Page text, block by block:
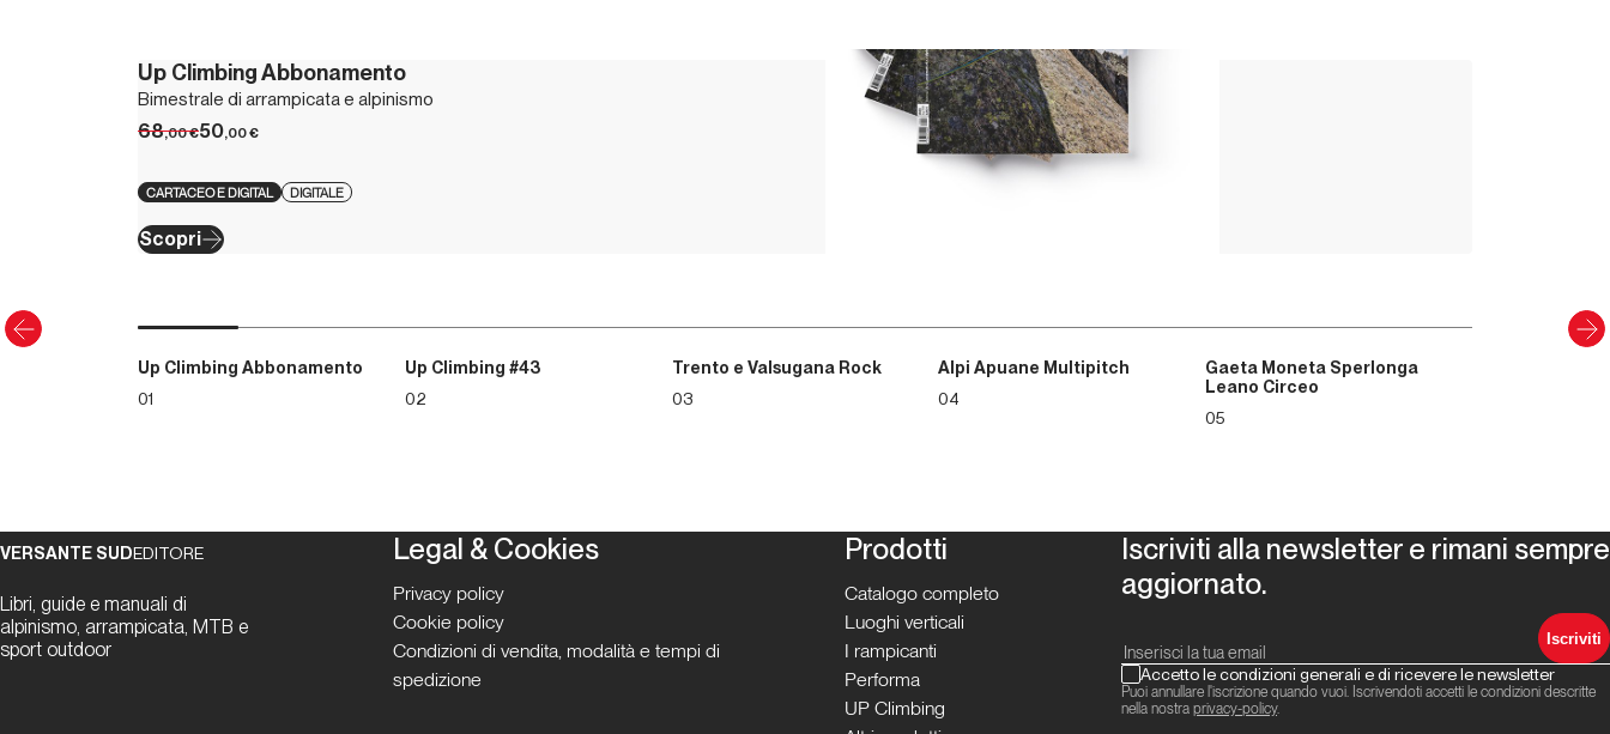
Up Climbing Abbonamento
Bimestrale di arrampicata e alpinismo
68,00€50,00€
CARTACEO E DIGITAL DIGITALE
Scopri
Up Climbing Abbonamento
01
Up Climbing #43
02
Trento e Valsugana Rock
03
Alpi Apuane Multipitch
04
Gaeta Moneta Sperlonga
Leano Circeo
05
VERSANTE SUDEDITORE
Libri, guide e manuali di
alpinismo, arrampicata, MTB e
sport outdoor
Legal & Cookies
Privacy policy
Cookie policy
Condizioni di vendita, modalità e tempi di
spedizione
Prodotti
Catalogo completo
Luoghi verticali
I rampicanti
Performa
UP Climbing
Iscriviti alla newsletter e rimani sempre
aggiornato.
Iscriviti
Accetto le condizioni generali e di ricevere le newsletter
Puoi annullare l'iscrizione quando vuoi. Iscrivendoti accetti le condizioni descritte
nella nostra privacy-policy.